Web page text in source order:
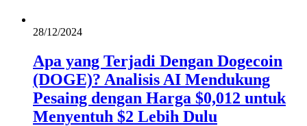
28/12/2024
Apa yang Terjadi Dengan Dogecoin
(DOGE)? Analisis AI Mendukung
Pesaing dengan Harga $0,012 untuk
Menyentuh $2 Lebih Dulu